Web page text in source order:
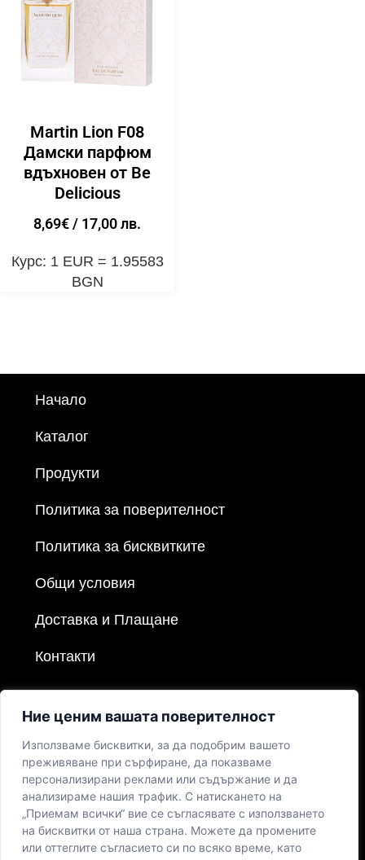
Ние ценим вашата поверителност
Използваме бисквитки, за да подобрим вашето
преживяване при сърфиране, да показваме
персонализирани реклами или съдържание и да
анализираме нашия трафик. С натискането на
„Приемам всички“ вие се съгласявате с използването
на бисквитки от наша страна. Можете да промените
или оттеглите съгласието си по всяко време, като
Martin Lion F08
Дамски парфюм
вдъхновен от Be
Delicious
8,69€/ 17,00 лв.
Курс: 1 EUR = 1.95583
BGN
Начало
Каталог
Продукти
Политика за поверителност
Политика за бисквитките
Общи условия
Доставка и Плащане
Контакти